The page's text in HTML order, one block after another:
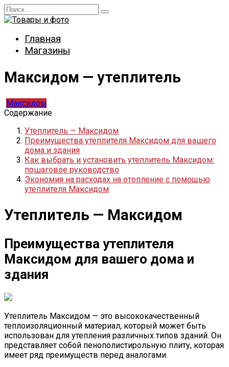
Перейти
к
Search
for:
Главная
Магазины
Максидом — утеплитель
Максидом
Содержание
Утеплитель — Максидом
Преимущества утеплителя Максидом для вашего
дома и здания
Как выбрать и установить утеплитель Максидом:
пошаговое руководство
Экономия на расходах на отопление с помощью
утеплителя Максидом
Утеплитель — Максидом
Преимущества утеплителя
Максидом для вашего дома и
здания
Утеплитель Максидом — это высококачественный
теплоизоляционный материал, который может быть
использован для утепления различных типов зданий. Он
представляет собой пенополистирольную плиту, которая
имеет ряд преимуществ перед аналогами.